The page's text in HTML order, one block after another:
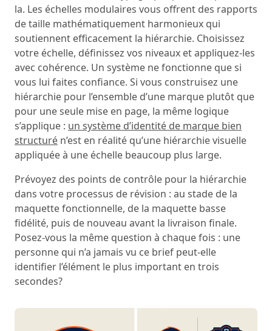
la. Les échelles modulaires vous offrent des rapports
de taille mathématiquement harmonieux qui
soutiennent efficacement la hiérarchie. Choisissez
votre échelle, définissez vos niveaux et appliquez-les
avec cohérence. Un système ne fonctionne que si
vous lui faites confiance. Si vous construisez une
hiérarchie pour l’ensemble d’une marque plutôt que
pour une seule mise en page, la même logique
s’applique : un système d’identité de marque bien
structuré n’est en réalité qu’une hiérarchie visuelle
appliquée à une échelle beaucoup plus large.
Prévoyez des points de contrôle pour la hiérarchie
dans votre processus de révision : au stade de la
maquette fonctionnelle, de la maquette basse
fidélité, puis de nouveau avant la livraison finale.
Posez-vous la même question à chaque fois : une
personne qui n’a jamais vu ce brief peut-elle
identifier l’élément le plus important en trois
secondes?